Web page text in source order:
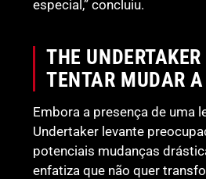
especial,” concluiu.
THE
TENTAR MUDAR
Embora a presença de uma
Undertaker levante
potenciais mudanças
enfatiza que não quer